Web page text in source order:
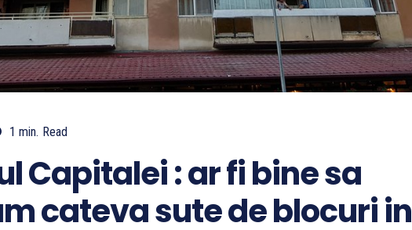
1 min. Read
Capitalei : ar fi bine sa
cateva sute de blocuri in